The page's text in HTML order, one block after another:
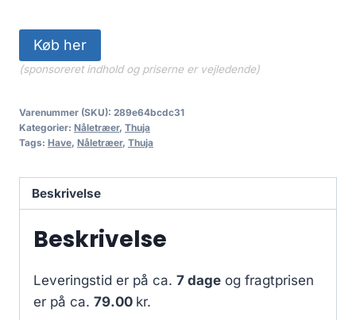
Køb her
(sponsoreret indhold og priserne er vejledende)
Varenummer (SKU): 289e64bcdc31
Kategorier: Nåletræer, Thuja
Tags: Have, Nåletræer, Thuja
Beskrivelse
Beskrivelse
Leveringstid er på ca. 7 dage og fragtprisen
er på ca. 79.00 kr.